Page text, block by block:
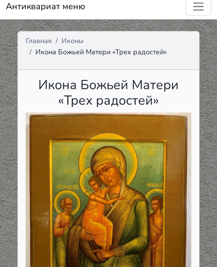
Антиквариат меню
Главная
Иконы
Икона Божьей Матери «Трех радостей»
Икона Божьей Матери
«Трех радостей»